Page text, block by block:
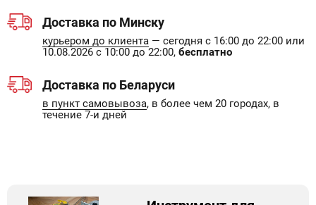
Доставка по Минску
курьером до клиента — сегодня с 16:00 до 22:00 или
10.08.2026 с 10:00 до 22:00, бесплатно
Доставка по Беларуси
в пункт самовывоза, в более чем 20 городах, в
течение 7-и дней